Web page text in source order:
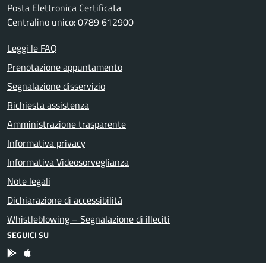
Posta Elettronica Certificata
Centralino unico: 0789 612900
Leggi le FAQ
Prenotazione appuntamento
Segnalazione disservizio
Richiesta assistenza
Amministrazione trasparente
Informativa privacy
Informativa Videosorveglianza
Note legali
Dichiarazione di accessibilità
Whistleblowing – Segnalazione di illeciti
SEGUICI SU
App Android
App IOS